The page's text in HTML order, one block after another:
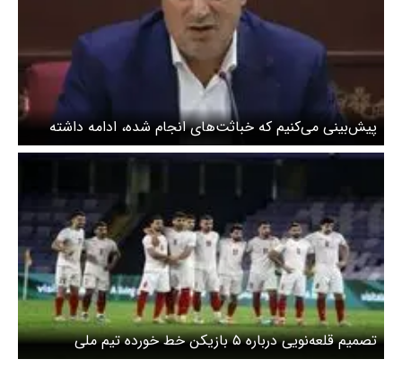
پیش‌بینی‌ می‌کنیم که خباثت‌های انجام شده، ادامه داشته
باشند
تصمیم قلعه‌نویی درباره ۵ بازیکن خط خورده تیم ملی